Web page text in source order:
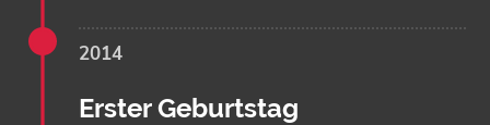
2014
Erster Geburtstag